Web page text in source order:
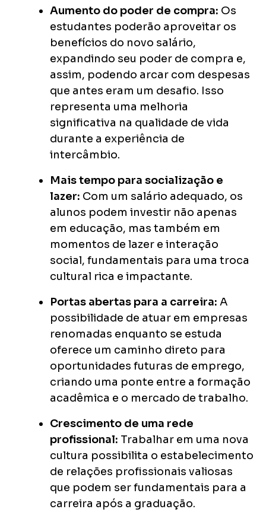
Aumento do poder de compra: Os
estudantes poderão aproveitar os
benefícios do novo salário,
expandindo seu poder de compra e,
assim, podendo arcar com despesas
que antes eram um desafio. Isso
representa uma melhoria
significativa na qualidade de vida
durante a experiência de
intercâmbio.
Mais tempo para socialização e
lazer: Com um salário adequado, os
alunos podem investir não apenas
em educação, mas também em
momentos de lazer e interação
social, fundamentais para uma troca
cultural rica e impactante.
Portas abertas para a carreira: A
possibilidade de atuar em empresas
renomadas enquanto se estuda
oferece um caminho direto para
oportunidades futuras de emprego,
criando uma ponte entre a formação
acadêmica e o mercado de trabalho.
Crescimento de uma rede
profissional: Trabalhar em uma nova
cultura possibilita o estabelecimento
de relações profissionais valiosas
que podem ser fundamentais para a
carreira após a graduação.